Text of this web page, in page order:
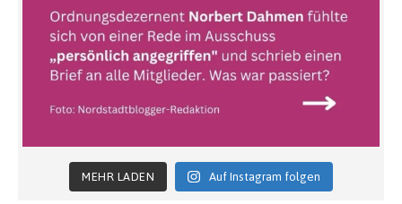
MEHR LADEN Auf Instagram folgen